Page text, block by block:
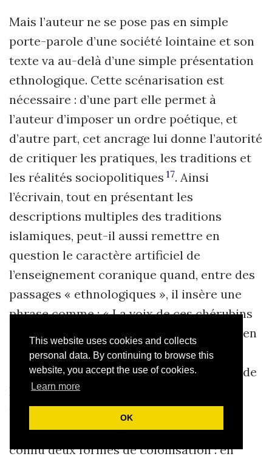
This website uses cookies and collects
personal data. By continuing to browse this
website, you accept the use of cookies.
Learn more
OK
Mais l’auteur ne se pose pas en simple
porte-parole d’une société lointaine et son
texte va au-delà d’une simple présentation
ethnologique. Cette scénarisation est
nécessaire : d’une part elle permet à
l’auteur d’imposer un ordre poétique, et
d’autre part, cet ancrage lui donne l’autorité
de critiquer les pratiques, les traditions et
les réalités sociopolitiques 17. Ainsi
l’écrivain, tout en présentant les
descriptions multiples des traditions
islamiques, peut-il aussi remettre en
question le caractère artificiel de
l’enseignement coranique quand, entre des
passages « ethnologiques », il insère une
phrase comme : « La voix de ces chérubins
aux cheveux crépus récitant des versets en
arabe, dont ils ne comprenaient rien,
s’évadait et remuait tendrement le cœur de
Hamouro »18
roman, Hatubou nous rappelle
indirectement que les Comores auraient
connu deux formes de colonisation : en